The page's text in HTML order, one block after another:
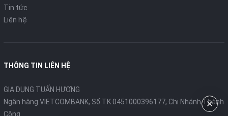
Tin tức
Liên hệ
THÔNG TIN LIÊN HỆ
GIA DỤNG TUẤN HƯƠNG
Ngân hàng VIETCOMBANK, Số TK 0451000396177, Chi Nhánh Thành
Công